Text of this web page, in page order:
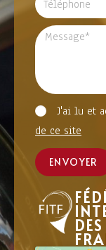
J'ai lu et
de ce site
ENVOYER